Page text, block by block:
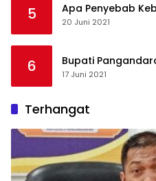
5 Apa Penyebab
20 Juni 2021
6 Bupati
17 Juni 2021
Terhangat